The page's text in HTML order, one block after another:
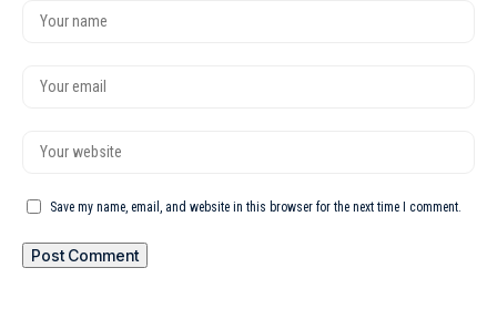
Save my name, email, and website in this browser for the next time I comment.